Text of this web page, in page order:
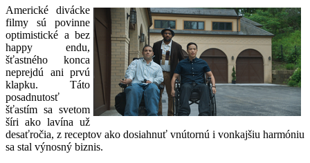
Americké divácke
filmy sú povinne
optimistické a bez
happy endu,
šťastného konca
neprejdú ani prvú
klapku. Táto
posadnutosť
šťastím sa svetom
šíri ako lavína už
desaťročia, z receptov ako dosiahnuť vnútornú i vonkajšiu harmóniu
sa stal výnosný biznis.